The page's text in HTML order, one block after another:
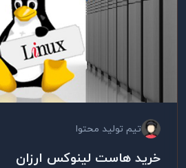
تیم تولید محتوا
خرید هاست لینوکس ارزان